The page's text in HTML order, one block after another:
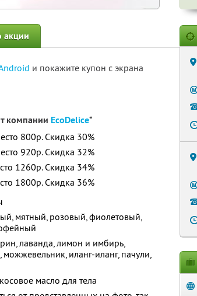
акции
и покажите купон с экрана
компании ЕcoDelice*
800р. Скидка 30%
920р. Скидка 32%
1260р. Скидка 34%
1800р. Скидка 36%
мятный, розовый, фиолетовый,
лаванда, лимон и имбирь,
иланг-иланг, пачули,
масло для тела